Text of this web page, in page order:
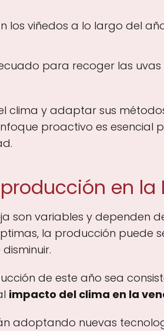
los viñedos a lo largo del
para recoger las
clima y adaptar sus
proactivo es
en la
son variables y dependen
la producción puede
de este año sea
impacto del clima en la
adoptando nuevas